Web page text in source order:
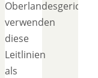
Oberlandesgerichte
verwenden
diese
Leitlinien
als